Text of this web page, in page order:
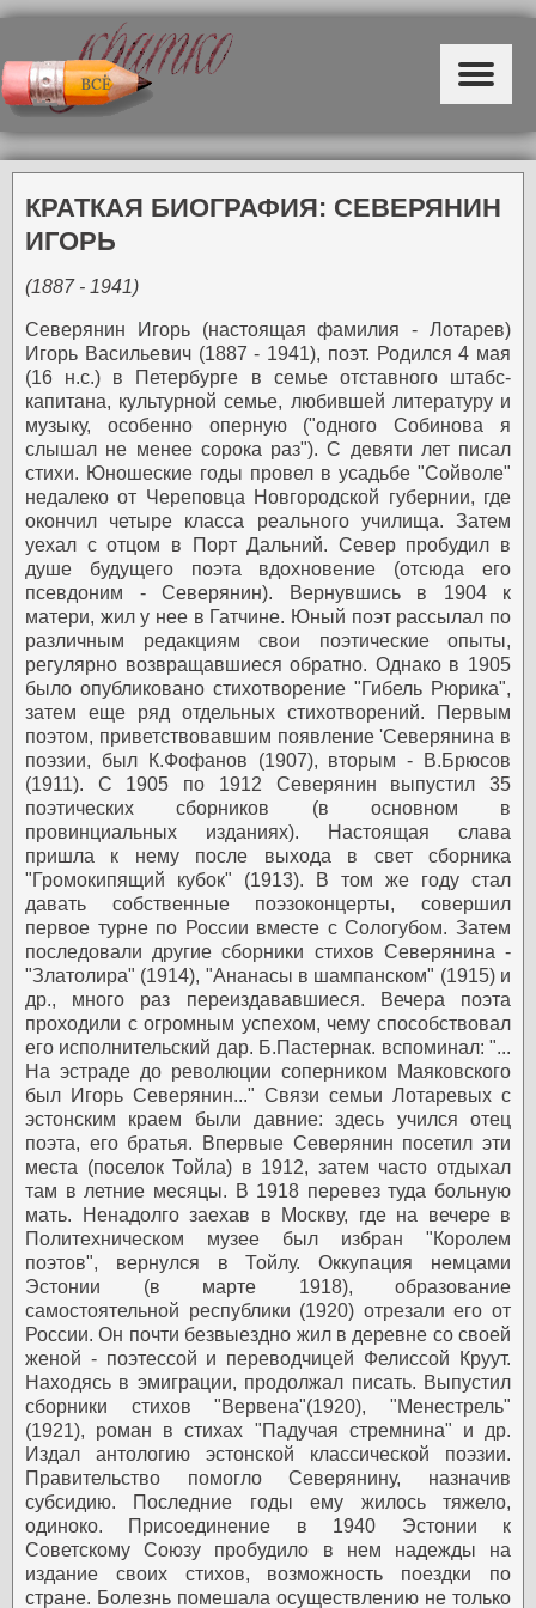
КРАТКАЯ БИОГРАФИЯ: СЕВЕРЯНИН
ИГОРЬ
(1887 - 1941)
Северянин Игорь (настоящая фамилия - Лотарев)
Игорь Васильевич (1887 - 1941), поэт. Родился 4 мая
(16 н.с.) в Петербурге в семье отставного штабс-
капитана, культурной семье, любившей литературу и
музыку, особенно оперную ("одного Собинова я
слышал не менее сорока раз"). С девяти лет писал
стихи. Юношеские годы провел в усадьбе "Сойволе"
недалеко от Череповца Новгородской губернии, где
окончил четыре класса реального училища. Затем
уехал с отцом в Порт Дальний. Север пробудил в
душе будущего поэта вдохновение (отсюда его
псевдоним - Северянин). Вернувшись в 1904 к
матери, жил у нее в Гатчине. Юный поэт рассылал по
различным редакциям свои поэтические опыты,
регулярно возвращавшиеся обратно. Однако в 1905
было опубликовано стихотворение "Гибель Рюрика",
затем еще ряд отдельных стихотворений. Первым
поэтом, приветствовавшим появление 'Северянина в
поэзии, был К.Фофанов (1907), вторым - В.Брюсов
(1911). С 1905 по 1912 Северянин выпустил 35
поэтических сборников (в основном в
провинциальных изданиях). Настоящая слава
пришла к нему после выхода в свет сборника
"Громокипящий кубок" (1913). В том же году стал
давать собственные поэзоконцерты, совершил
первое турне по России вместе с Сологубом. Затем
последовали другие сборники стихов Северянина -
"Златолира" (1914), "Ананасы в шампанском" (1915) и
др., много раз переиздававшиеся. Вечера поэта
проходили с огромным успехом, чему способствовал
его исполнительский дар. Б.Пастернак. вспоминал: "...
На эстраде до революции соперником Маяковского
был Игорь Северянин..." Связи семьи Лотаревых с
эстонским краем были давние: здесь учился отец
поэта, его братья. Впервые Северянин посетил эти
места (поселок Тойла) в 1912, затем часто отдыхал
там в летние месяцы. В 1918 перевез туда больную
мать. Ненадолго заехав в Москву, где на вечере в
Политехническом музее был избран "Королем
поэтов", вернулся в Тойлу. Оккупация немцами
Эстонии (в марте 1918), образование
самостоятельной республики (1920) отрезали его от
России. Он почти безвыездно жил в деревне со своей
женой - поэтессой и переводчицей Фелиссой Круут.
Находясь в эмиграции, продолжал писать. Выпустил
сборники стихов "Вервена"(1920), "Менестрель"
(1921), роман в стихах "Падучая стремнина" и др.
Издал антологию эстонской классической поэзии.
Правительство помогло Северянину, назначив
субсидию. Последние годы ему жилось тяжело,
одиноко. Присоединение в 1940 Эстонии к
Советскому Союзу пробудило в нем надежды на
издание своих стихов, возможность поездки по
стране. Болезнь помешала осуществлению не только